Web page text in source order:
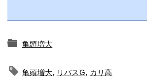
亀頭増大
亀頭増大, リパスG, カリ高